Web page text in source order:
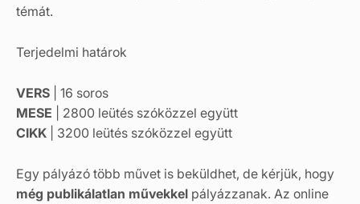
témát.
Terjedelmi határok
VERS | 16 soros
MESE | 2800 leütés szóközzel együtt
CIKK | 3200 leütés szóközzel együtt
Egy pályázó több művet is beküldhet, de kérjük, hogy
még publikálatlan művekkel pályázzanak. Az online